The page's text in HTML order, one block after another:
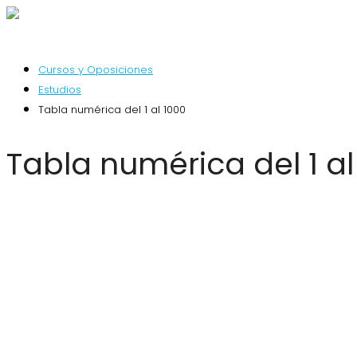
Cursos y Oposiciones
Estudios
Tabla numérica del 1 al 1000
Tabla numérica del 1 al